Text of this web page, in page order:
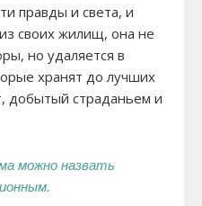
правды и света, и
своих жилищ, она не
но удаляется в
хранят до лучших
добытый страданьем и
можно назвать